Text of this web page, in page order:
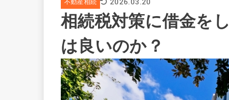
不動産相続 2026.03.20
相続税対策に借金を
は良いのか？